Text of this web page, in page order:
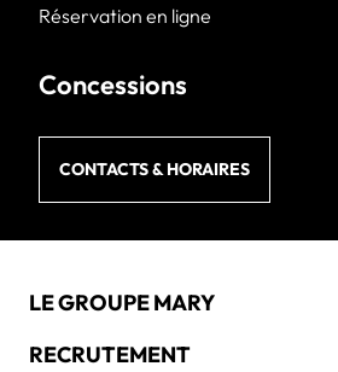
Réservation en ligne
Concessions
CONTACTS & HORAIRES
LE GROUPE MARY
RECRUTEMENT